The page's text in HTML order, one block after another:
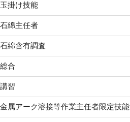
玉掛け技能
石綿主任者
石綿含有調査
総合
講習
金属アーク溶接等作業主任者限定技能